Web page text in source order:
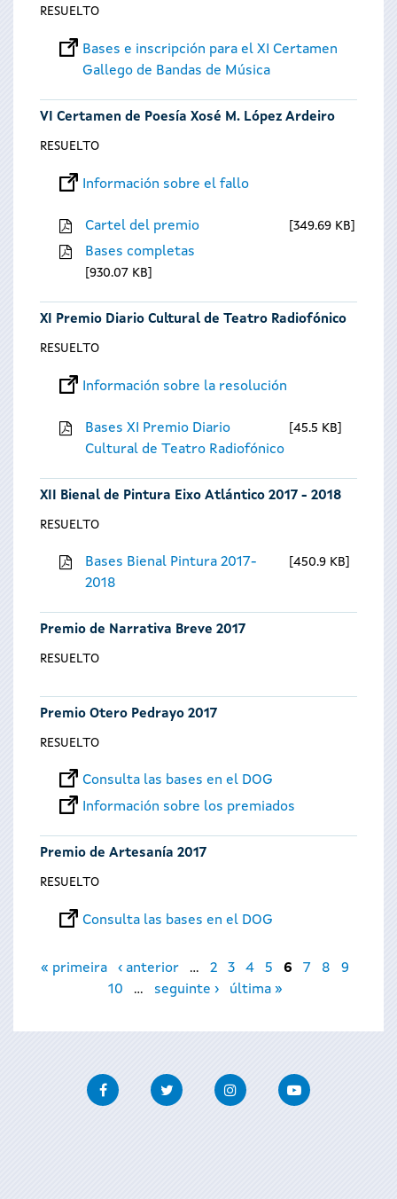
RESUELTO
Bases e inscripción para el XI Certamen
Gallego de Bandas de Música
VI Certamen de Poesía Xosé M. López Ardeiro
RESUELTO
Información sobre el fallo
Cartel del premio 349.69 KB
Bases completas
930.07 KB
XI Premio Diario Cultural de Teatro Radiofónico
RESUELTO
Información sobre la resolución
Bases XI Premio Diario
Cultural de Teatro Radiofónico
45.5 KB
XII Bienal de Pintura Eixo Atlántico 2017 - 2018
RESUELTO
Bases Bienal Pintura 2017-
2018
450.9 KB
Premio de Narrativa Breve 2017
RESUELTO
Premio Otero Pedrayo 2017
RESUELTO
Consulta las bases en el DOG
Información sobre los premiados
Premio de Artesanía 2017
RESUELTO
Consulta las bases en el DOG
Páginas
« primeira ‹ anterior … 2 3 4 5 6 7 8
9
10
… seguinte › última »
FacebookTwitter InstagramYoutube